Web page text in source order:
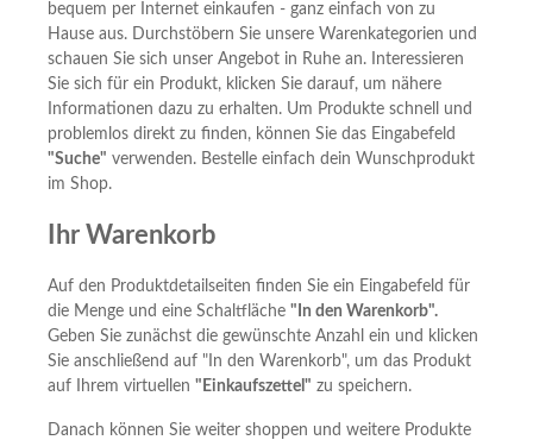
bequem per Internet einkaufen - ganz einfach von zu
Hause aus. Durchstöbern Sie unsere Warenkategorien und
schauen Sie sich unser Angebot in Ruhe an. Interessieren
Sie sich für ein Produkt, klicken Sie darauf, um nähere
Informationen dazu zu erhalten. Um Produkte schnell und
problemlos direkt zu finden, können Sie das Eingabefeld
"Suche" verwenden. Bestelle einfach dein Wunschprodukt
im Shop.
Ihr Warenkorb
Auf den Produktdetailseiten finden Sie ein Eingabefeld für
die Menge und eine Schaltfläche "In den Warenkorb".
Geben Sie zunächst die gewünschte Anzahl ein und klicken
Sie anschließend auf "In den Warenkorb", um das Produkt
auf Ihrem virtuellen "Einkaufszettel" zu speichern.
Danach können Sie weiter shoppen und weitere Produkte